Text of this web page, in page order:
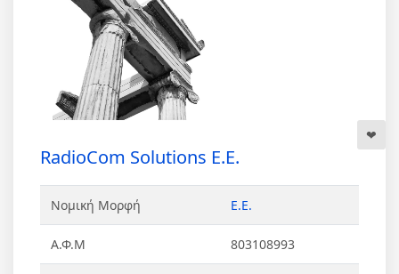
RadioCom Solutions Ε.Ε.
Νομική Μορφή Ε.Ε.
Α.Φ.Μ 803108993